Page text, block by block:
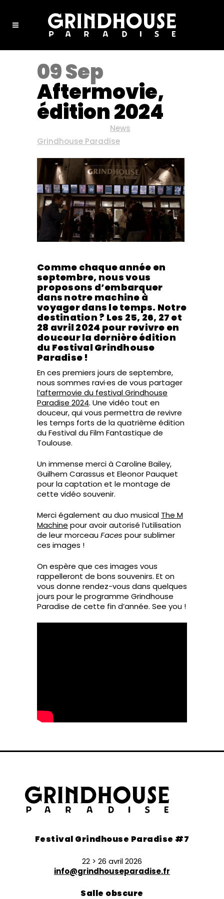
09 Sep
Aftermovie,
édition 2024
News
Grindhouse Paradise
Comme chaque année en
septembre, nous vous
proposons d’embarquer
dans notre machine à
voyager dans le temps. Notre
destination ? Les 25, 26, 27 et
28 avril 2024 pour revivre en
douceur la dernière édition
du Festival Grindhouse
Paradise !
En ces premiers jours de septembre,
nous sommes ravi·es de vous partager
l’aftermovie du festival Grindhouse
Paradise 2024. Une vidéo tout en
douceur, qui vous permettra de revivre
les temps forts de la quatrième édition
du Festival du Film Fantastique de
Toulouse.
Un immense merci à Caroline Bailey,
Guilhem Carassus et Eleonor Pauquet
pour la captation et le montage de
cette vidéo souvenir.
Merci également au duo musical The M
Machine pour avoir autorisé l’utilisation
de leur morceauFaces pour sublimer
ces images !
On espère que ces images vous
rappelleront de bons souvenirs. Et on
vous donne rendez-vous dans quelques
jours pour le programme Grindhouse
Paradise de cette fin d’année. See you !
Festival Grindhouse Paradise #7
22 > 26 avril 2026
info@grindhouseparadise.fr
Salle obscure